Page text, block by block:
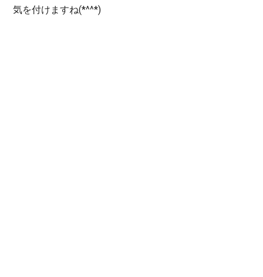
気を付けますね(*^^*)